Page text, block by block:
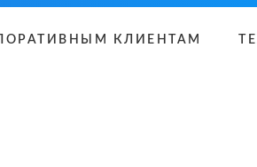
КЛИЕНТАМ